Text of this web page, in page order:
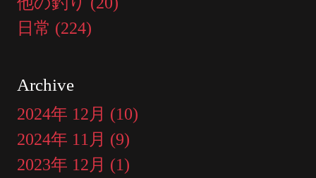
日常 (224)
Archive
2024年 12月 (10)
2024年 11月 (9)
2023年 12月 (1)